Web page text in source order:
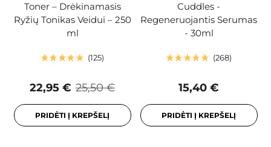
Toner – Drėkinamasis
Ryžių Tonikas Veidui – 250
ml
125
25,50 €
22,95 €
PRIDĖTI Į KREPŠELĮ
Cuddles -
Regeneruojantis Serumas
- 30ml
268
15,40 €
PRIDĖTI Į KREPŠELĮ